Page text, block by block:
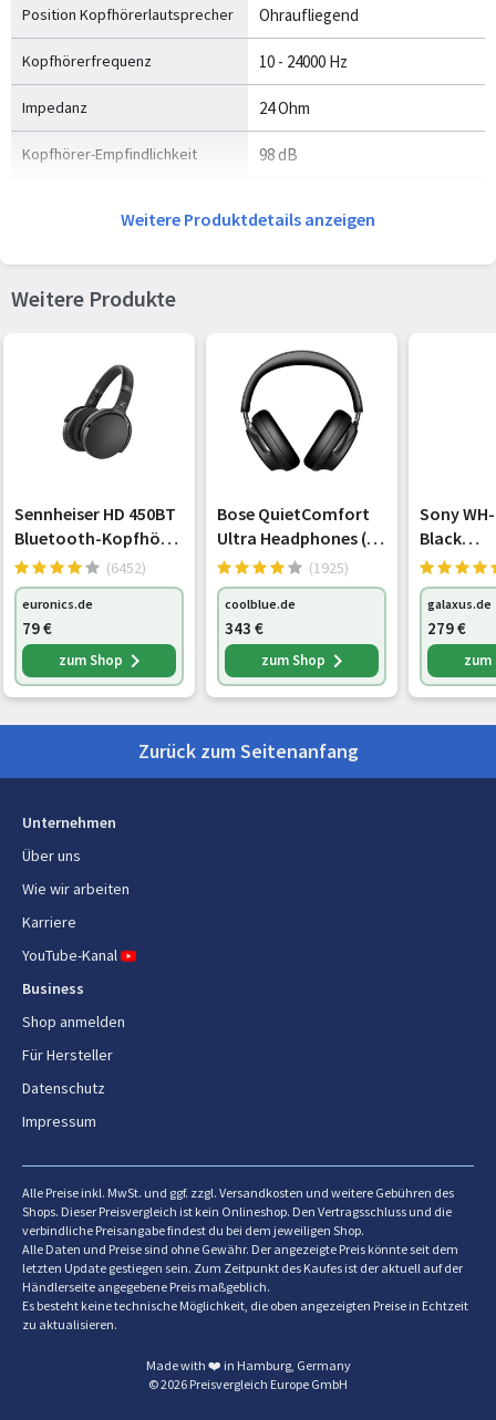
Position Kopfhörerlautsprecher Ohraufliegend
Kopfhörerfrequenz 10 - 24000 Hz
Impedanz 24 Ohm
Kopfhörer-Empfindlichkeit 98 dB
Treibertyp
Gewicht und Abmessungen
Lieferumfang
AC-Netzadapter Nein
Energie
USB Typ-C Ladeport Nein
USB Power Delivery Nein
Anschlüsse und Schnittstellen
Übertragungstechnik Kabelgebunden
Beschichtung Steckerkontakte
Mikrofon
Mikrofon-Typ
Verpackungsdaten
Verpackungsbreite
Verpackungstiefe
Verpackungshöhe
Logistikdaten
Warentarifnummer (HS) 85183000
Weitere Produktdetails anzeigen
Weitere Produkte
Sennheiser HD 450BT
Bluetooth-Kopfhörer
schwarz
(6452)
euronics.de
79€
zum Shop
Bose QuietComfort
Ultra Headphones (2.
Gen) schwarz
(890101-0100)
(1925)
coolblue.de
343 €
zum Shop
Sony
Black
galaxus.de
279€
Zurück zum Seitenanfang
Unternehmen
Über uns
Wie wir arbeiten
Karriere
YouTube-Kanal
Business
Shop anmelden
Für Hersteller
Datenschutz
Impressum
Alle Preise inkl. MwSt. und ggf. zzgl. Versandkosten und weitere Gebühren des
Shops. Dieser Preisvergleich ist kein Onlineshop. Den Vertragsschluss und die
verbindliche Preisangabe findest du bei dem jeweiligen Shop.
Alle Daten und Preise sind ohne Gewähr. Der angezeigte Preis könnte seit dem
letzten Update gestiegen sein. Zum Zeitpunkt des Kaufes ist der aktuell auf der
Händlerseite angegebene Preis maßgeblich.
Es besteht keine technische Möglichkeit, die oben angezeigten Preise in Echtzeit
zu aktualisieren.
Made with ❤️ in Hamburg, Germany
© 2026 Preisvergleich Europe GmbH